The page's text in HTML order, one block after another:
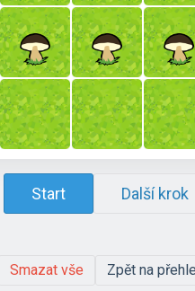
Start Další krok
Smazat vše Zpět na